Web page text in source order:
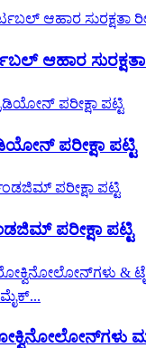
ಆಹಾರ
ಪರೀಕ್ಷಾ ಪಟ್ಟಿ
ಪರೀಕ್ಷಾ ಪಟ್ಟಿ